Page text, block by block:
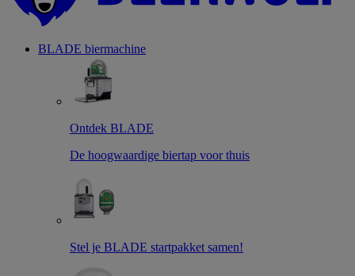
BLADE biermachine
Ontdek BLADE
De hoogwaardige biertap voor thuis
Stel je BLADE startpakket samen!